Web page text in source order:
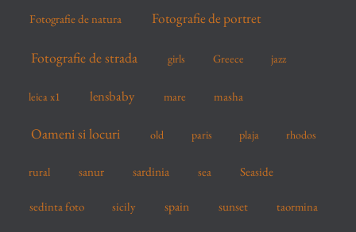
Fotografie de natura Fotografie de portret
Fotografie de strada girls Greece jazz
leica x1 lensbaby mare masha
Oameni si locuri old paris plaja rhodos
rural sanur sardinia sea Seaside
sedinta foto sicily spain sunset taormina